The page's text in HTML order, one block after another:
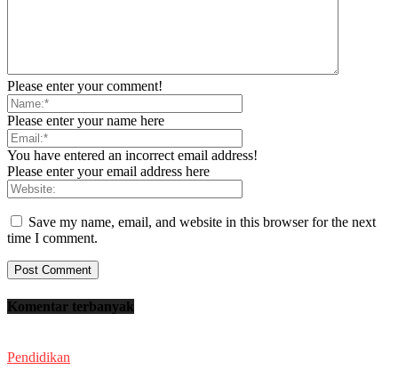
Please enter your comment!
Please enter your name here
You have entered an incorrect email address!
Please enter your email address here
Save my name, email, and website in this browser for the next
time I comment.
Komentar terbanyak
Pendidikan